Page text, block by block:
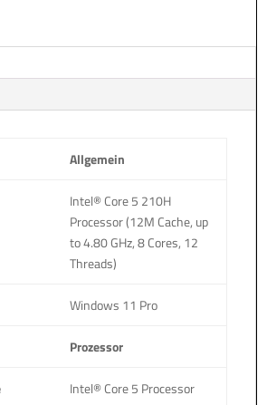
i
:
Allgemein
Intel® Core 5 210H
Processor (12M Cache, up
to 4.80 GHz, 8 Cores, 12
Threads)
Windows 11 Pro
Prozessor
Intel® Core 5 Processor